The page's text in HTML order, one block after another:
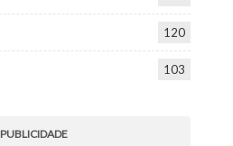
120
103
PUBLICIDADE